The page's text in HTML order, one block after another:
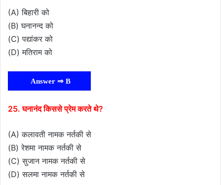
(A) बिहारी को
(B) घनानन्द को
(C) पद्यांकर को
(D) मतिराम को
Answer ⇒ B
25. घनानंद किससे प्रेम करते थे?
(A) कलावती नामक नर्तकी से
(B) रेशमा नामक नर्तकी से
(C) सुजान नामक नर्तकी से
(D) सलमा नामक नर्तकी से